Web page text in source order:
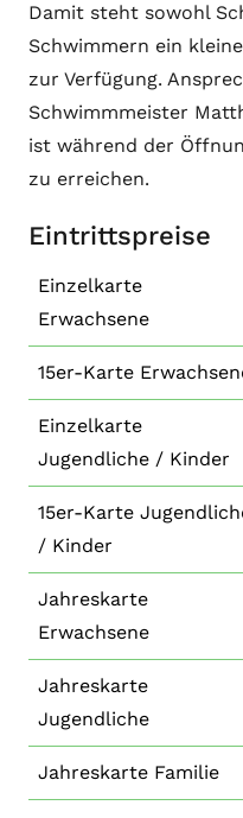
Damit steht sowohl
Schwimmern ein
zur Verfügung.
Schwimmmeister
ist während der
zu erreichen.
Eintrittspreise
Einzelkarte
Erwachsene
15er-Karte
Einzelkarte
Jugendliche / Kinder
15er-Karte
/ Kinder
Jahreskarte
Erwachsene
Jahreskarte
Jugendliche
Jahreskarte Familie